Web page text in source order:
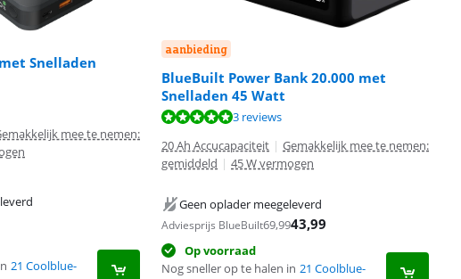
Snelladen
mee te nemen:
21 Coolblue-
aanbieding
BlueBuilt Power Bank 20.000 met
Snelladen 45 Watt
3 reviews
20 Ah Accucapaciteit | Gemakkelijk mee te nemen:
gemiddeld | 45 W vermogen
Geen oplader meegeleverd
Adviesprijs BlueBuilt69,9943,99
Op voorraad
Nog sneller op te halen in 21 Coolblue-